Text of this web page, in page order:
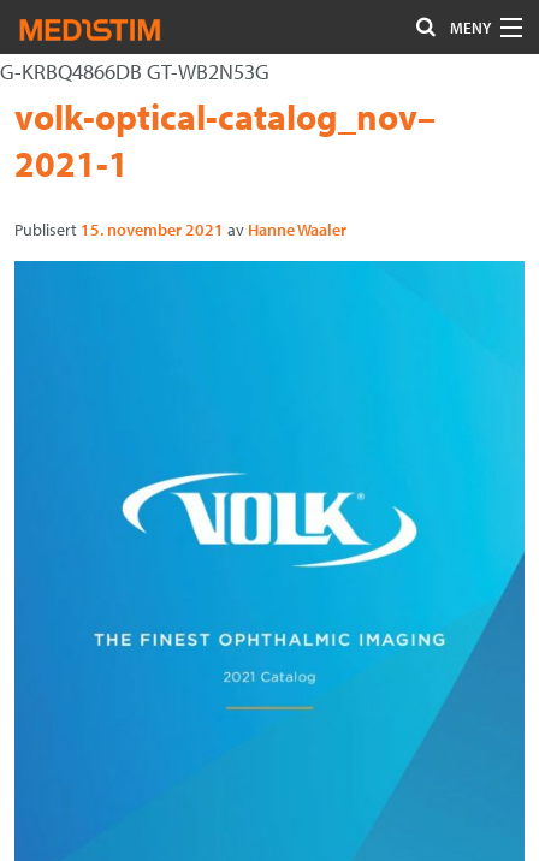
G-KRBQ4866DB GT-WB2N53G
MENY
Hjerte-Kar
Nevrokirurgi
Gastro
Gå
innholdet
Forstørre
volk-optical-catalog_nov–
2021-1
Publisert 15. november 2021 av Hanne Waaler